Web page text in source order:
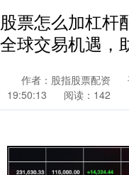
股票怎么加杠杆
全球交易机遇，
作者：股指股票配资
19:50:13
阅读：142